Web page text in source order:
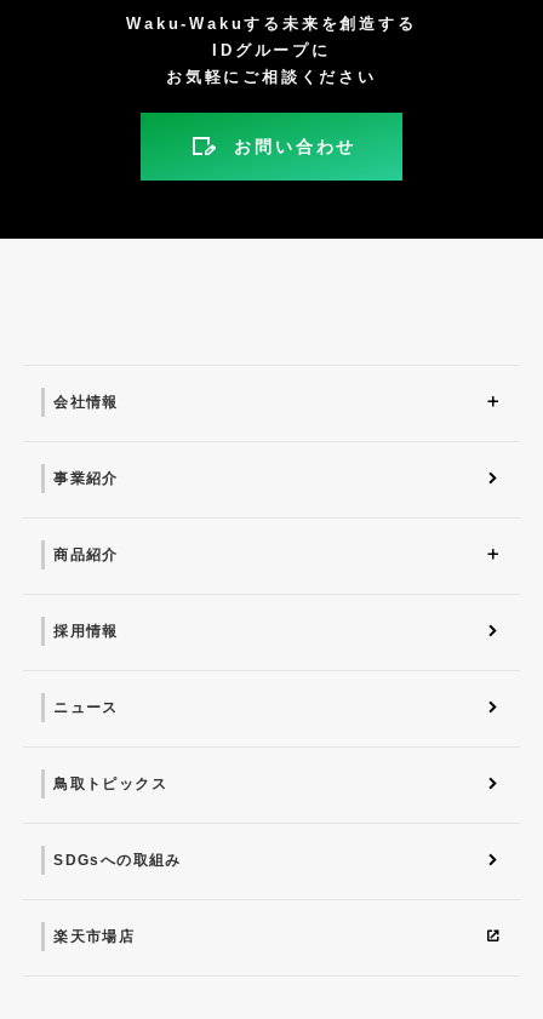
Waku-Wakuする未来を創造する
IDグループに
お気軽にご相談ください
お問い合わせ
会社情報
事業紹介
商品紹介
採用情報
ニュース
鳥取トピックス
SDGsへの取組み
楽天市場店